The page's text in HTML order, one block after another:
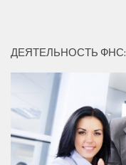
ДЕЯТЕЛЬНОСТЬ ФНС: